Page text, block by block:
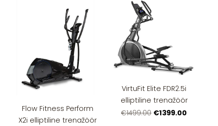
Flow Fitness Perform
X2i elliptiline trenažöör
VirtuFit Elite FDR2.5i
elliptiline trenažöör
€1499.00 €1399.00